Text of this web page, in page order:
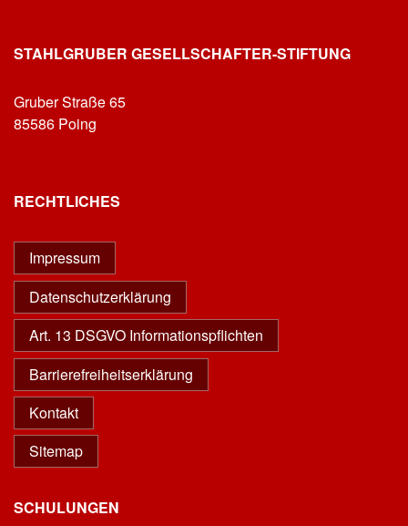
STAHLGRUBER GESELLSCHAFTER-STIFTUNG
Gruber Straße 65
85586 Poing
RECHTLICHES
Impressum
Datenschutzerklärung
Art. 13 DSGVO Informationspflichten
Barrierefreiheitserklärung
Kontakt
Sitemap
SCHULUNGEN